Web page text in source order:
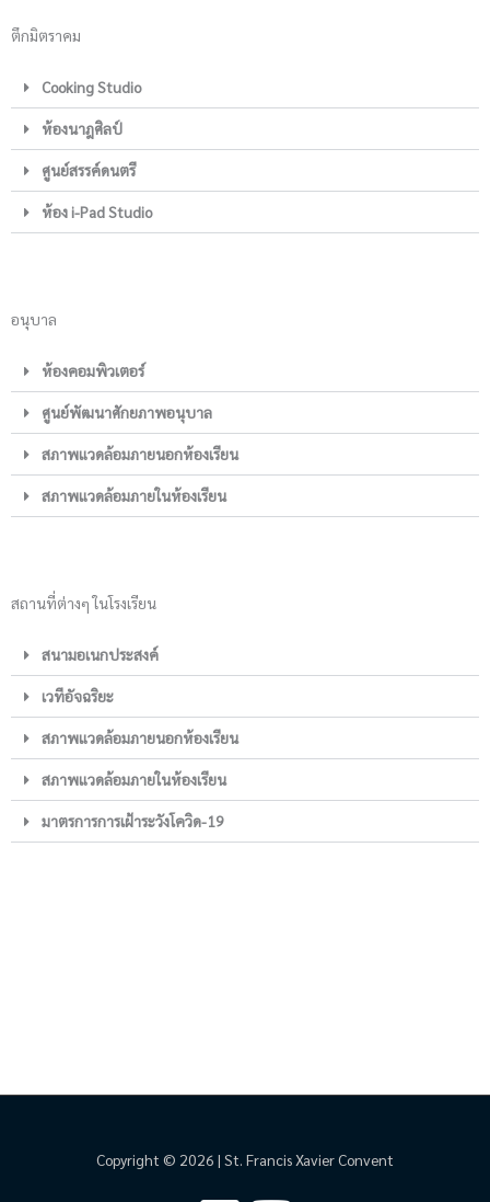
ตึกมิตราคม
Cooking Studio
ห้องนาฎศิลป์
ศูนย์สรรค์ดนตรี
ห้อง i-Pad Studio
อนุบาล
ห้องคอมพิวเตอร์
ศูนย์พัฒนาศักยภาพอนุบาล
สภาพแวดล้อมภายนอกห้องเรียน
สภาพแวดล้อมภายในห้องเรียน
สถานที่ต่างๆ ในโรงเรียน
สนามอเนกประสงค์
เวทีอัจฉริยะ
สภาพแวดล้อมภายนอกห้องเรียน
สภาพแวดล้อมภายในห้องเรียน
มาตรการการเฝ้าระวังโควิด-19
Copyright © 2026 | St. Francis Xavier Convent